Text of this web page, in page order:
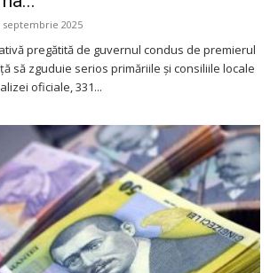
septembrie 2025
pregătită de guvernul condus de premierul
să zguduie serios primăriile și consiliile locale
oficiale, 331...